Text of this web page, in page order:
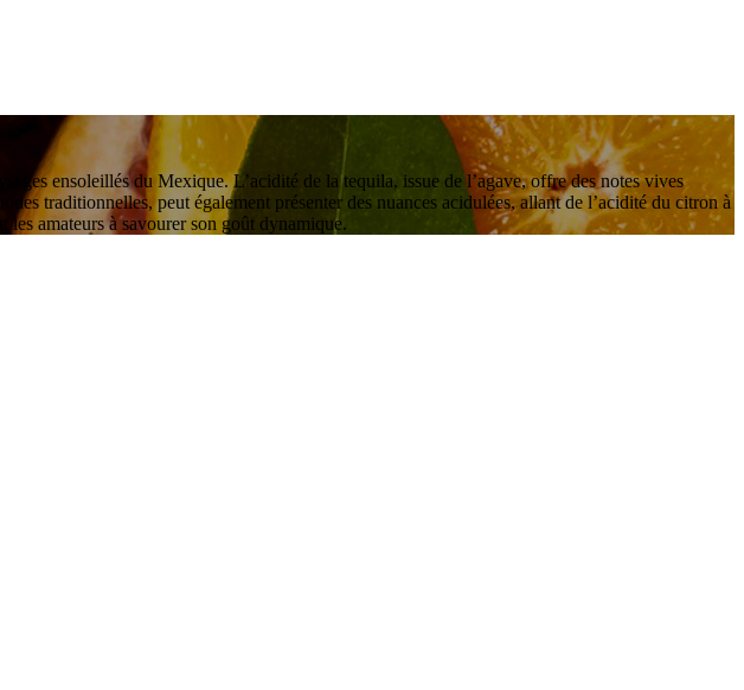
ensoleillés du Mexique. L’acidité de la tequila, issue de l’agave, offre des notes vives
traditionnelles, peut également présenter des nuances acidulées, allant de l’acidité du citron à
amateurs à savourer son goût dynamique.